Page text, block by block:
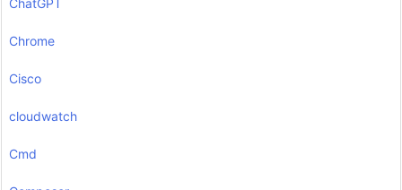
Chrome
Cisco
cloudwatch
Cmd